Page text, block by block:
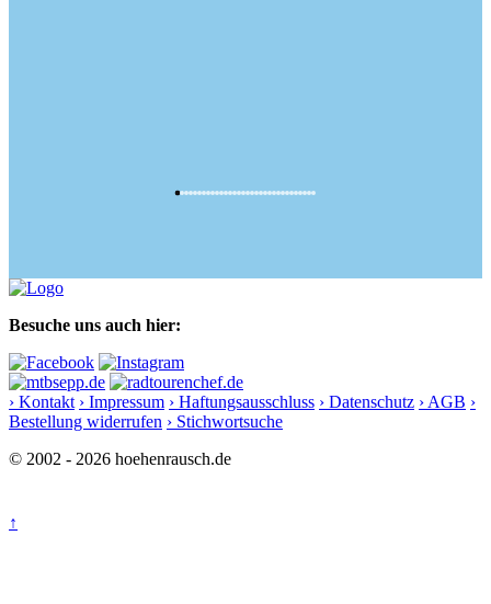
Besuche uns auch hier:
› Kontakt › Impressum › Haftungsausschluss › Datenschutz › AGB ›
Bestellung widerrufen › Stichwortsuche
© 2002 - 2026 hoehenrausch.de
↑